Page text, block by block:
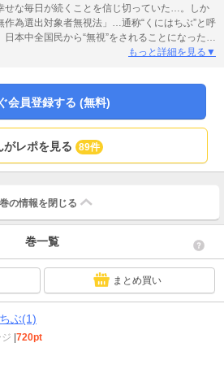
せな毎日が続くことを信じ切っていた…。しか
作為選出対象者無視法」…通称“くにはちぶ”と呼
本中全国民から“無視”をされることになったた
さえも……。戦慄のサバイバル・サスペンス開
もっと詳細を見る▼
会員登録する (無料)
がレポを見る 89件
の情報を 閉じる
巻一覧
まとめ買い
ぶ(1)
|720pt